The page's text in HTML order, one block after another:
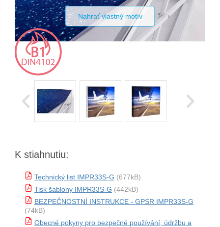
Nahrať vlastný motív
K stiahnutiu:
Technický list IMPR33S-G (677kB)
Tisk šablony IMPR33S-G (442kB)
BEZPEČNOSTNÍ INSTRUKCE - GPSR IMPR33S-G
(74kB)
Obecné pokyny pro bezpečné používání, údržbu a